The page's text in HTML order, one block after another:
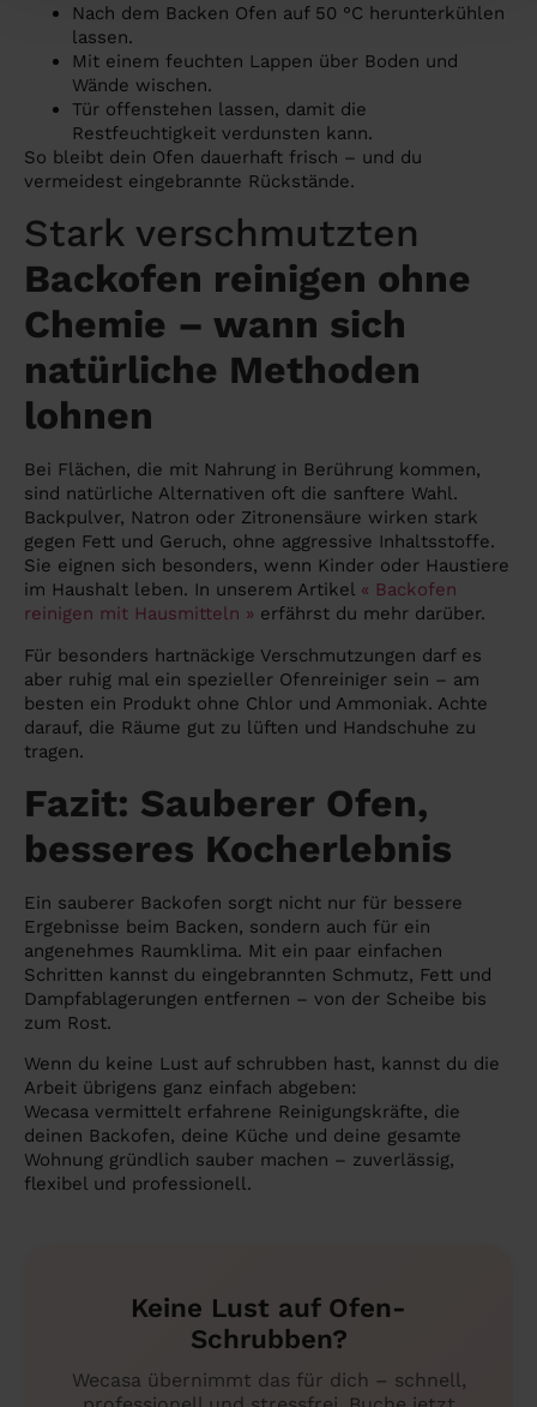
Nach dem Backen Ofen auf 50 °C herunterkühlen
lassen.
Mit einem feuchten Lappen über Boden und
Wände wischen.
Tür offenstehen lassen, damit die
Restfeuchtigkeit verdunsten kann.
So bleibt dein Ofen dauerhaft frisch – und du
vermeidest eingebrannte Rückstände.
Stark verschmutzten
Backofen reinigen ohne
Chemie – wann sich
natürliche Methoden
lohnen
Bei Flächen, die mit Nahrung in Berührung kommen,
sind natürliche Alternativen oft die sanftere Wahl.
Backpulver, Natron oder Zitronensäure wirken stark
gegen Fett und Geruch, ohne aggressive Inhaltsstoffe.
Sie eignen sich besonders, wenn Kinder oder Haustiere
im Haushalt leben. In unserem Artikel « Backofen
reinigen mit Hausmitteln » erfährst du mehr darüber.
Für besonders hartnäckige Verschmutzungen darf es
aber ruhig mal ein spezieller Ofenreiniger sein – am
besten ein Produkt ohne Chlor und Ammoniak. Achte
darauf, die Räume gut zu lüften und Handschuhe zu
tragen.
Fazit: Sauberer Ofen,
besseres Kocherlebnis
Ein sauberer Backofen sorgt nicht nur für bessere
Ergebnisse beim Backen, sondern auch für ein
angenehmes Raumklima. Mit ein paar einfachen
Schritten kannst du eingebrannten Schmutz, Fett und
Dampfablagerungen entfernen – von der Scheibe bis
zum Rost.
Wenn du keine Lust auf schrubben hast, kannst du die
Arbeit übrigens ganz einfach abgeben:
Wecasa vermittelt erfahrene Reinigungskräfte, die
deinen Backofen, deine Küche und deine gesamte
Wohnung gründlich sauber machen – zuverlässig,
flexibel und professionell.
Keine Lust auf Ofen-
Schrubben?
Wecasa übernimmt das für dich – schnell,